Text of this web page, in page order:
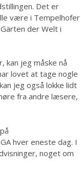
Det er
være i Tempelhofer
der Welt i
kan jeg måske nå
lovet at tage nogle
jeg også lokke lidt
fra andre læsere,
hver eneste dag. I
noget om